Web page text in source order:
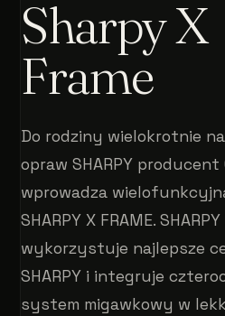
Sharpy X
Frame
Do rodziny wielokrotnie
opraw SHARPY
wprowadza
SHARPY X FRAME.
wykorzystuje najlepsze
SHARPY i integruje
system migawkowy w